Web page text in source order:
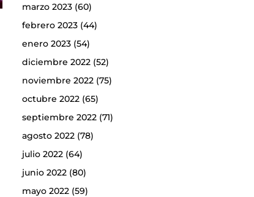
marzo 2023(60)
febrero 2023(44)
enero 2023(54)
diciembre 2022(52)
noviembre 2022(75)
octubre 2022(65)
septiembre 2022(71)
agosto 2022(78)
julio 2022(64)
junio 2022(80)
mayo 2022(59)